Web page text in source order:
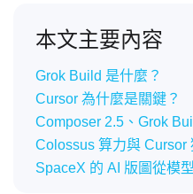
本文主要內容
Grok Build 是什麼？
Cursor 為什麼是關鍵？
Composer 2.5、Grok
Colossus 算力與 Cursor
SpaceX 的 AI 版圖從模